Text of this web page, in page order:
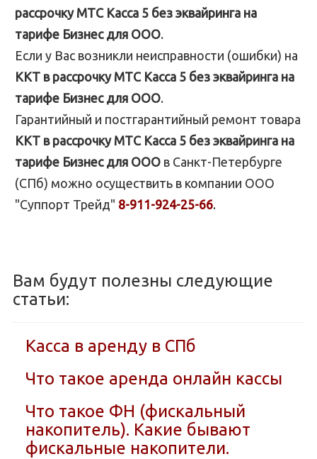
рассрочку МТС Касса 5 без эквайринга на
тарифе Бизнес для ООО.
Если у Вас возникли неисправности (ошибки) на
ККТ в рассрочку МТС Касса 5 без эквайринга на
тарифе Бизнес для ООО.
Гарантийный и постгарантийный ремонт товара
ККТ в рассрочку МТС Касса 5 без эквайринга на
тарифе Бизнес для ООО в Санкт-Петербурге
(СПб) можно осуществить в компании ООО
"Суппорт Трейд" 8-911-924-25-66.
Вам будут полезны следующие
статьи:
Касса в аренду в СПб
Что такое аренда онлайн кассы
Что такое ФН (фискальный
накопитель). Какие бывают
фискальные накопители.